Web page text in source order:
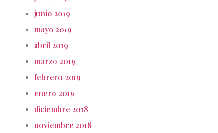
junio 2019
mayo 2019
abril 2019
marzo 2019
febrero 2019
enero 2019
diciembre 2018
noviembre 2018